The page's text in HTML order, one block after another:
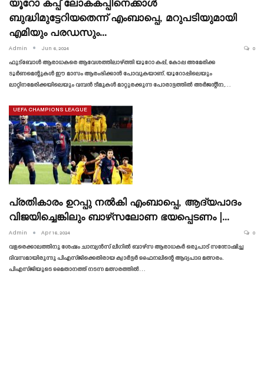
യൂറോ കപ്പ് ലോകകപ്പിനെക്കാൾ
ബുദ്ധിമുട്ടേറിയതെന്ന് എംബാപ്പെ, മറുപടിയുമായി
എമിയും പരഡസും…
Admin Jun 6, 2024 0
ഫുട്ബോൾ ആരാധകരെ ആവേശത്തിലാഴ്ത്തി യൂറോ കപ്പ്, കോപ്പ അമേരിക്ക
ടൂർണമെന്റുകൾ ഈ മാസം ആരംഭിക്കാൻ പോവുകയാണ്. യൂറോപ്പിലെയും
ലാറ്റിനമേരിക്കയിലെയും വമ്പൻ ടീമുകൾ മാറ്റുരക്കുന്ന പോരാട്ടത്തിൽ അർജന്റീന,…
UEFA CHAMPIONS LEAGUE
പ്രതികാരം ഉറപ്പു നൽകി എംബാപ്പെ, ആദ്യപാദം
വിജയിച്ചെങ്കിലും ബാഴ്‌സലോണ ഭയപ്പെടണം |…
Admin Apr 16, 2024 0
വളരെക്കാലത്തിനു ശേഷം ചാമ്പ്യൻസ് ലീഗിൽ ബാഴ്‌സ ആരാധകർ ഒരുപാട് സന്തോഷിച്ച
ദിവസമായിരുന്നു പിഎസ്‌ജിക്കെതിരായ ക്വാർട്ടർ ഫൈനലിന്റെ ആദ്യപാദ മത്സരം.
പിഎസ്‌ജിയുടെ മൈതാനത്ത് നടന്ന മത്സരത്തിൽ…